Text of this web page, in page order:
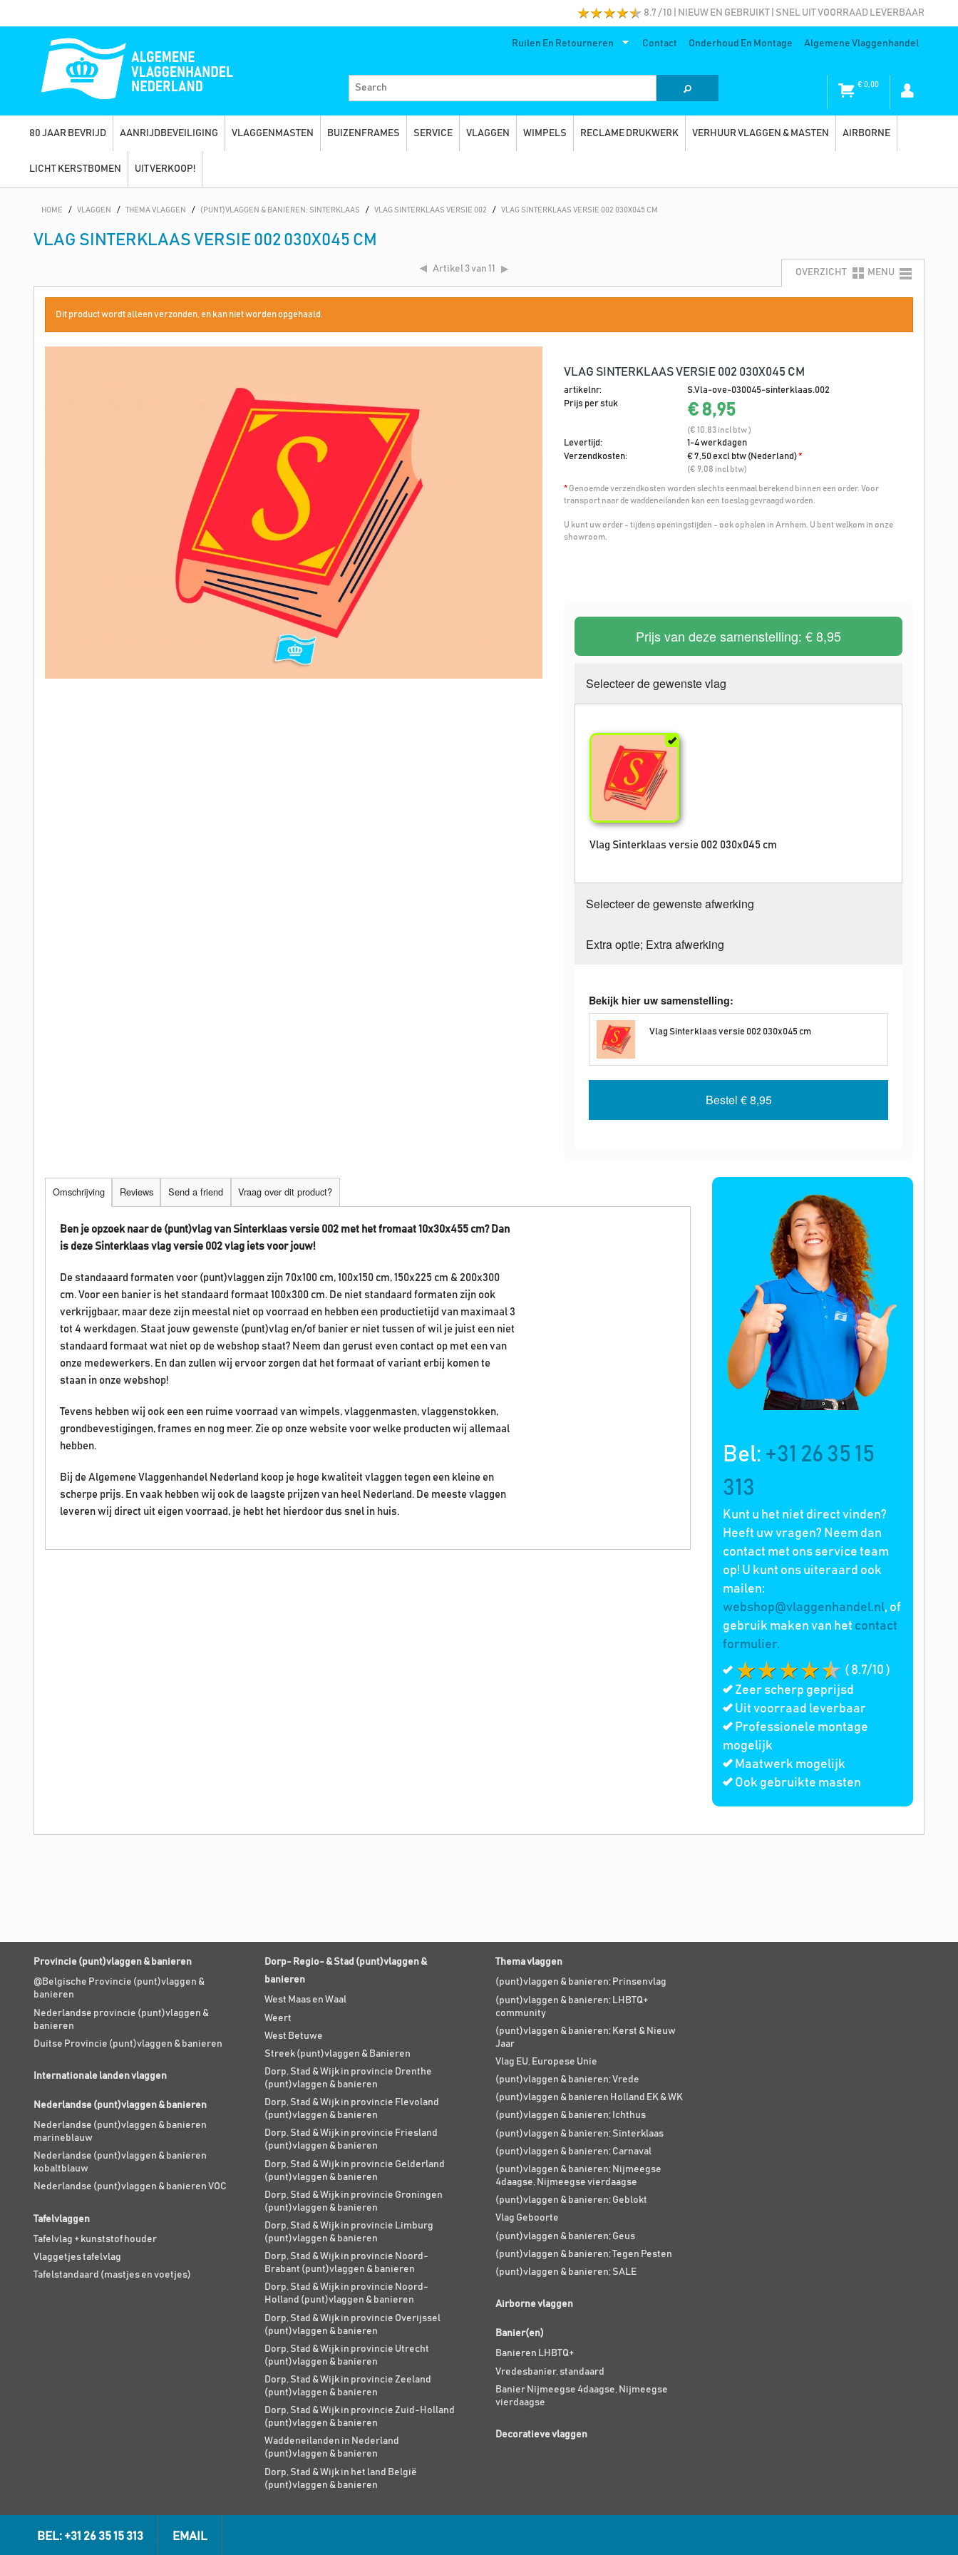
8.7 / 10 | NIEUW EN GEBRUIKT | SNEL UIT VOORRAAD LEVERBAAR
Ruilen En Retourneren Contact Onderhoud En Montage Algemene Vlaggenhandel
€0,00
80 JAAR BEVRIJD AANRIJDBEVEILIGING VLAGGENMASTEN BUIZENFRAMES SERVICE VLAGGEN WIMPELS RECLAME DRUKWERK VERHUUR VLAGGEN & MASTEN AIRBORNE
LICHT KERSTBOMEN UITVERKOOP!
HOME / VLAGGEN / THEMA VLAGGEN / (PUNT)VLAGGEN & BANIEREN; SINTERKLAAS / VLAG SINTERKLAAS VERSIE 002 / VLAG SINTERKLAAS VERSIE 002 030X045 CM
VLAG SINTERKLAAS VERSIE 002 030X045 CM
Artikel3 van 11 OVERZICHT MENU
Dit product wordt alleen verzonden, en kan niet worden opgehaald.
VLAG SINTERKLAAS VERSIE 002 030X045 CM
artikelnr:
S.Vla-ove-030045-sinterklaas.002
Prijs per stuk
€ 8,95
(€ 10,83 incl btw )
Levertijd:
1-4 werkdagen
Verzendkosten:
€ 7,50 excl btw (Nederland)*
(€ 9,08 incl btw)
* Genoemde verzendkosten worden slechts eenmaal berekend binnen een order. Voor
transport naar de waddeneilanden kan een toeslag gevraagd worden.
U kunt uw order - tijdens openingstijden - ook ophalen in Arnhem. U bent welkom in onze
showroom.
Prijs van deze samenstelling: € 8,95
Selecteer de gewenste vlag
Vlag Sinterklaas versie 002 030x045 cm
Selecteer de gewenste afwerking
Extra optie; Extra afwerking
Bekijk hier uw samenstelling:
Vlag Sinterklaas versie 002 030x045 cm
Bestel € 8,95
Bel: +31 26 35 15
313
Kunt u het niet direct vinden?
Heeft uw vragen? Neem dan
contact met ons service team
op! U kunt ons uiteraard ook
mailen:
webshop@vlaggenhandel.nl, of
gebruik maken van het contact
formulier.
( 8.7/10 )
Zeer scherp geprijsd
Uit voorraad leverbaar
Professionele montage
mogelijk
Maatwerk mogelijk
Ook gebruikte masten
Omschrijving Reviews Send a friend Vraag over dit product?
Ben je opzoek naar de (punt)vlag van Sinterklaas versie 002 met het fromaat 10x30x455 cm? Dan
is deze Sinterklaas vlag versie 002 vlag iets voor jouw!
De standaaard formaten voor (punt)vlaggen zijn 70x100 cm, 100x150 cm, 150x225 cm & 200x300
cm. Voor een banier is het standaard formaat 100x300 cm. De niet standaard formaten zijn ook
verkrijgbaar, maar deze zijn meestal niet op voorraad en hebben een productietijd van maximaal 3
tot 4 werkdagen. Staat jouw gewenste (punt)vlag en/of banier er niet tussen of wil je juist een niet
standaard formaat wat niet op de webshop staat? Neem dan gerust even contact op met een van
onze medewerkers. En dan zullen wij ervoor zorgen dat het formaat of variant erbij komen te
staan in onze webshop!
Tevens hebben wij ook een een ruime voorraad van wimpels, vlaggenmasten, vlaggenstokken,
grondbevestigingen, frames en nog meer. Zie op onze website voor welke producten wij allemaal
hebben.
Bij de Algemene Vlaggenhandel Nederland koop je hoge kwaliteit vlaggen tegen een kleine en
scherpe prijs. En vaak hebben wij ook de laagste prijzen van heel Nederland. De meeste vlaggen
leveren wij direct uit eigen voorraad, je hebt het hierdoor dus snel in huis.
Provincie (punt)vlaggen & banieren
@Belgische Provincie (punt)vlaggen &
banieren
Nederlandse provincie (punt)vlaggen &
banieren
Duitse Provincie (punt)vlaggen & banieren
Internationale landen vlaggen
Nederlandse (punt)vlaggen & banieren
Nederlandse (punt)vlaggen & banieren
marineblauw
Nederlandse (punt)vlaggen & banieren
kobaltblauw
Nederlandse (punt)vlaggen & banieren VOC
Tafelvlaggen
Tafelvlag + kunststof houder
Vlaggetjes tafelvlag
Tafelstandaard (mastjes en voetjes)
Dorp- Regio- & Stad (punt)vlaggen &
banieren
West Maas en Waal
Weert
West Betuwe
Streek (punt)vlaggen & Banieren
Dorp, Stad & Wijk in provincie Drenthe
(punt)vlaggen & banieren
Dorp, Stad & Wijk in provincie Flevoland
(punt)vlaggen & banieren
Dorp, Stad & Wijk in provincie Friesland
(punt)vlaggen & banieren
Dorp, Stad & Wijk in provincie Gelderland
(punt)vlaggen & banieren
Dorp, Stad & Wijk in provincie Groningen
(punt)vlaggen & banieren
Dorp, Stad & Wijk in provincie Limburg
(punt)vlaggen & banieren
Dorp, Stad & Wijk in provincie Noord-
Brabant (punt)vlaggen & banieren
Dorp, Stad & Wijk in provincie Noord-
Holland (punt)vlaggen & banieren
Dorp, Stad & Wijk in provincie Overijssel
(punt)vlaggen & banieren
Dorp, Stad & Wijk in provincie Utrecht
(punt)vlaggen & banieren
Dorp, Stad & Wijk in provincie Zeeland
(punt)vlaggen & banieren
Dorp, Stad & Wijk in provincie Zuid-Holland
(punt)vlaggen & banieren
Waddeneilanden in Nederland
(punt)vlaggen & banieren
Dorp, Stad & Wijk in het land België
(punt)vlaggen & banieren
Thema vlaggen
(punt)vlaggen & banieren; Prinsenvlag
(punt)vlaggen & banieren; LHBTQ+
community
(punt)vlaggen & banieren; Kerst & Nieuw
Jaar
Vlag EU, Europese Unie
(punt)vlaggen & banieren; Vrede
(punt)vlaggen & banieren Holland EK & WK
(punt)vlaggen & banieren; Ichthus
(punt)vlaggen & banieren; Sinterklaas
(punt)vlaggen & banieren; Carnaval
(punt)vlaggen & banieren; Nijmeegse
4daagse, Nijmeegse vierdaagse
(punt)vlaggen & banieren; Geblokt
Vlag Geboorte
(punt)vlaggen & banieren; Geus
(punt)vlaggen & banieren; Tegen Pesten
(punt)vlaggen & banieren; SALE
Airborne vlaggen
Banier(en)
Banieren LHBTQ+
Vredesbanier, standaard
Banier Nijmeegse 4daagse, Nijmeegse
vierdaagse
Decoratieve vlaggen
BEL: +31 26 35 15 313 EMAIL